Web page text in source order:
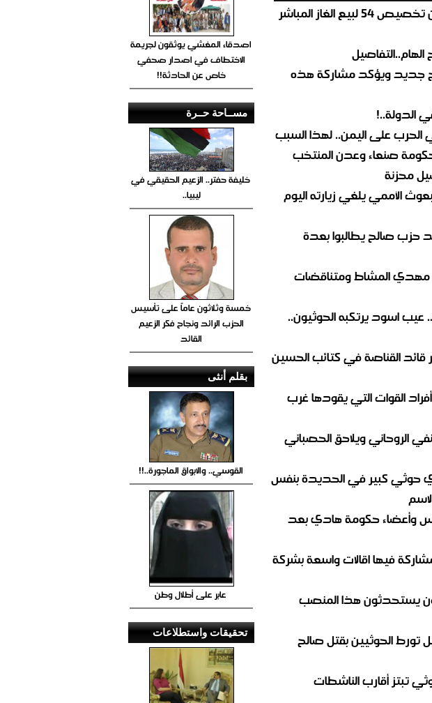
عاجل..الشركة اليمنية للغاز تعلن عن تخصيص 54 لبيع الغاز المباشر
جديد ويؤكد مشاركة هذه
الدولة..!
الحرب على اليمن.. لهذا السبب
حكومة صنعاء وعدن المنتخب
محزنة
الأممي يلغي زيارته اليوم
حزب صالح يطالبوا بعدة
مهدي المشاط ومتناقضات
اسود يرتكبه الحوثيون..
القناصة في كتائب الحسين
القوات التي يقودها غرب
الروحاني ويلاحق الحصباني
حوثي كبير في الحديدة بنفس
وأعضاء حكومة هادي بعد
فيها اقالات واسعة بشركة
يستحدثون هذا المنصب
تورط الحوثيين بقتل صالح
تبتز أقارب الناشطات
اصدقاء المغشي يوثقون لجريمة
الاختطاف في اصدار صحفي
خاص عن الحادثة!!
مســاحة حــرة
خليفة حفتر.. الزعيم الحقيقي في
ليبيا..
خمسة وثلاثون عاماً على تأسيس
الحزب الرائد ونجاح فكر الزعيم
القائد
بقلم أنثى
القوسي.. والابواق الماجورة..!!
عابر على أطلال وطن
تحقيقات واستطلاعات